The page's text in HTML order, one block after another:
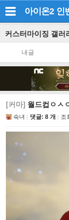
아이온2 인
커스터마이징 갤러
내글
[커마] 월드컵ㅇㅅ
숙녀 댓글: 8 개 조